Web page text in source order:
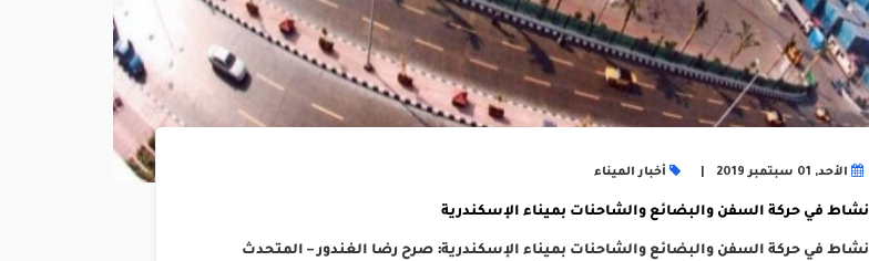
الأحد, 01 سبتمبر 2019 أخبار الميناء
نشاط في حركة السفن والبضائع والشاحنات بميناء الإسكندرية
نشاط في حركة السفن والبضائع والشاحنات بميناء الإسكندرية: صرح رضا الغندور – المتحدث